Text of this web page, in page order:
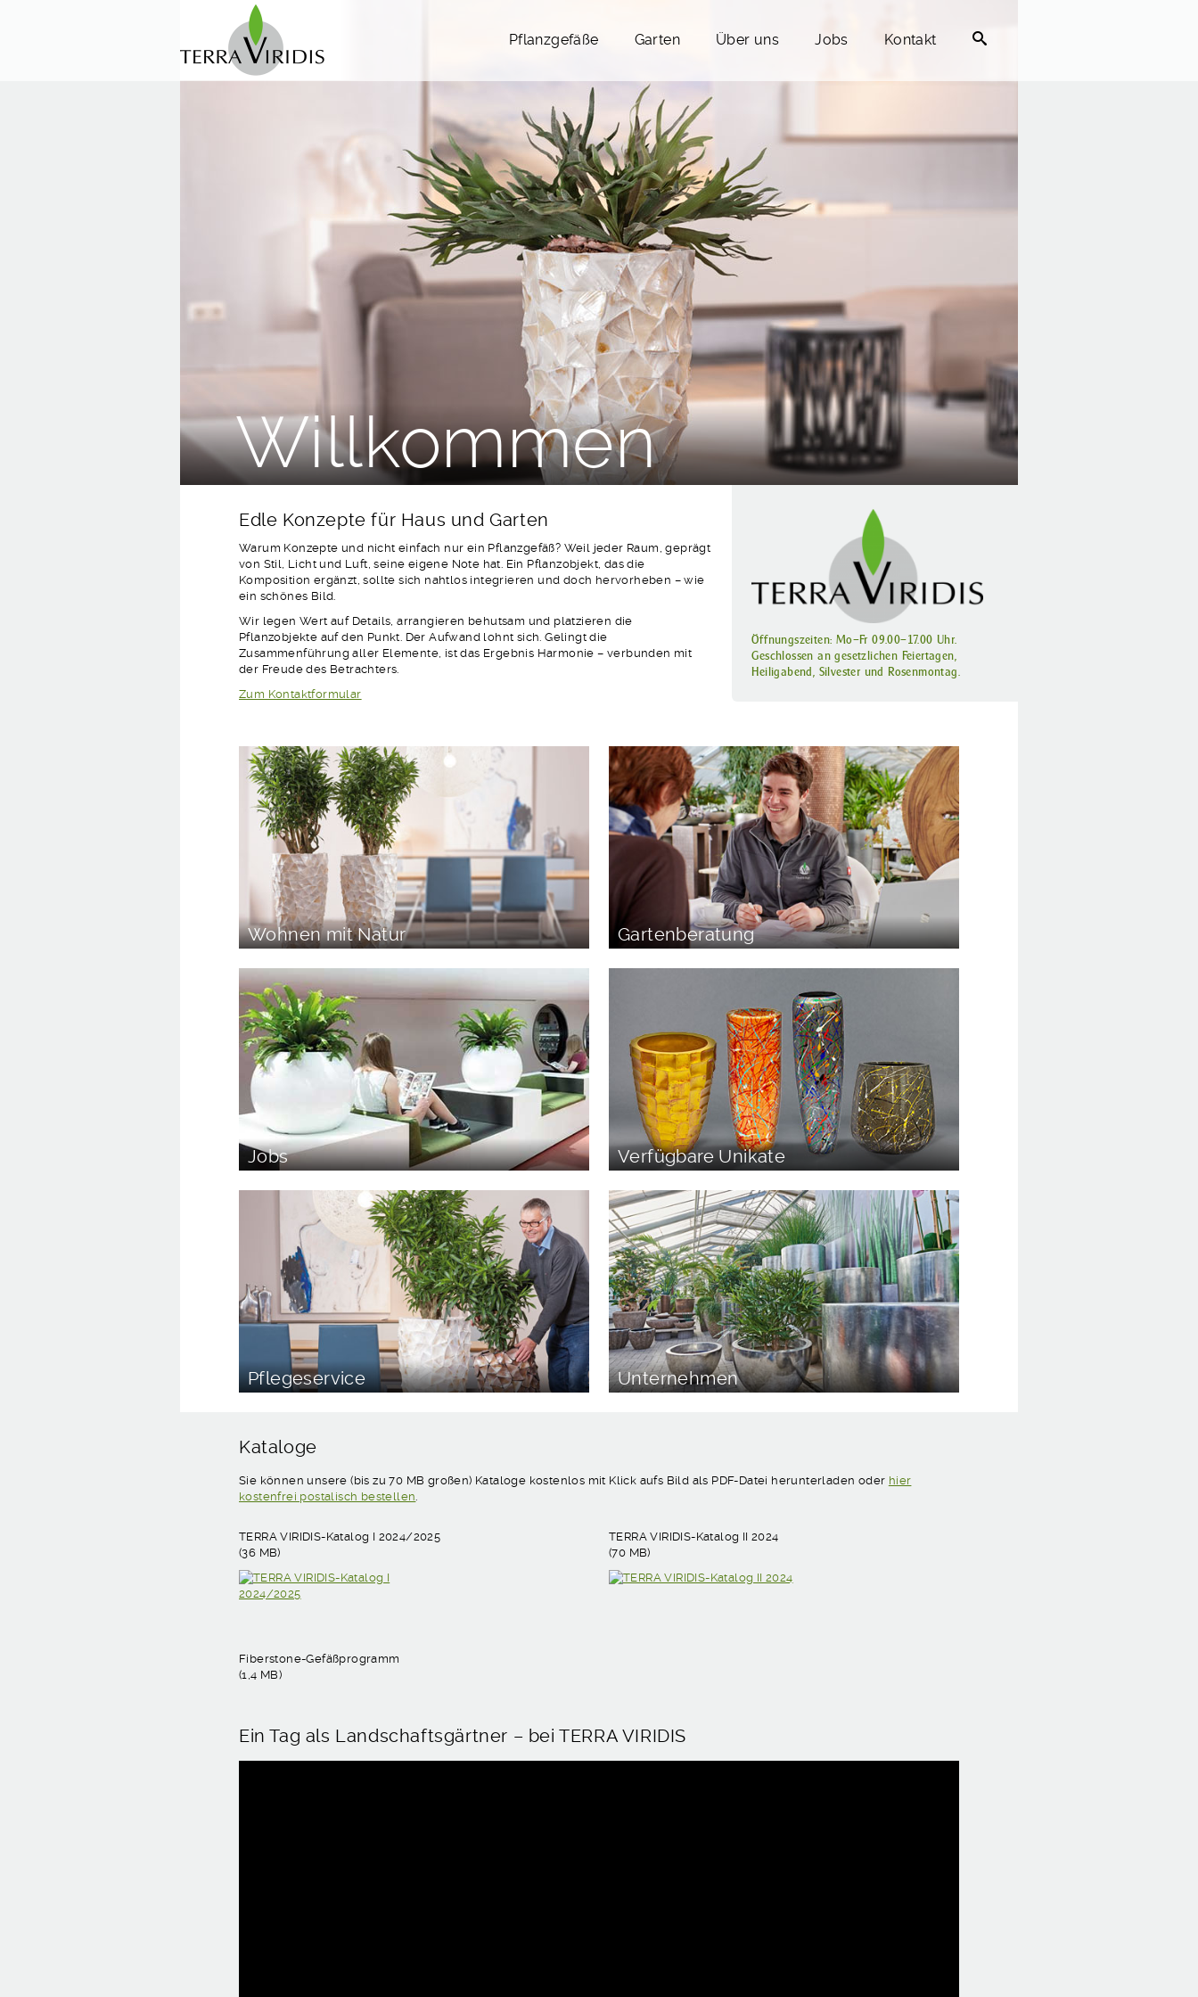
Pflanzgefäße Garten Über uns Jobs Kontakt
Willkommen
Edle Konzepte für Haus und Garten
Warum Konzepte und nicht einfach nur ein Pflanzgefäß? Weil jeder Raum, geprägt
von Stil, Licht und Luft, seine eigene Note hat. Ein Pflanzobjekt, das die
Komposition ergänzt, sollte sich nahtlos integrieren und doch hervorheben – wie
ein schönes Bild.
Wir legen Wert auf Details, arrangieren behutsam und platzieren die
Pflanzobjekte auf den Punkt. Der Aufwand lohnt sich. Gelingt die
Zusammenführung aller Elemente, ist das Ergebnis Harmonie – verbunden mit
der Freude des Betrachters.
Zum Kontaktformular
Öffnungszeiten: Mo–Fr 09.00–17.00 Uhr.
Geschlossen an gesetzlichen Feiertagen,
Heiligabend, Silvester und Rosenmontag.
Wohnen mit Natur
Jobs
Pflegeservice
Gartenberatung
Verfügbare Unikate
Unternehmen
Kataloge
Sie können unsere (bis zu 70 MB großen) Kataloge kostenlos mit Klick aufs Bild als PDF-Datei herunterladen oder hier
kostenfrei postalisch bestellen
TERRA VIRIDIS-Katalog I 2024/2025
(36 MB)
TERRA VIRIDIS-Katalog II 2024
(70 MB)
Fiberstone-Gefäßprogramm
(1,4 MB)
Ein Tag als Landschaftsgärtner – bei TERRA VIRIDIS